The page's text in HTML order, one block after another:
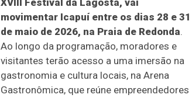
XVIII Festival da Lagosta, vai
movimentar Icapuí entre os dias 28 e 31
de maio de 2026, na Praia de Redonda.
Ao longo da programação, moradores e
visitantes terão acesso a uma imersão na
gastronomia e cultura locais, na Arena
Gastronômica, que reúne empreendedores